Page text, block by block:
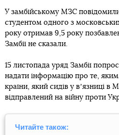
У замбійському МЗС
студентом одного з
року отримав 9,5 року
Замбії не сказали.
15 листопада уряд Замбії
надати інформацію про те,
країни, який сидів у вʼязниці в
відправлений на війну проти
Читайте також: